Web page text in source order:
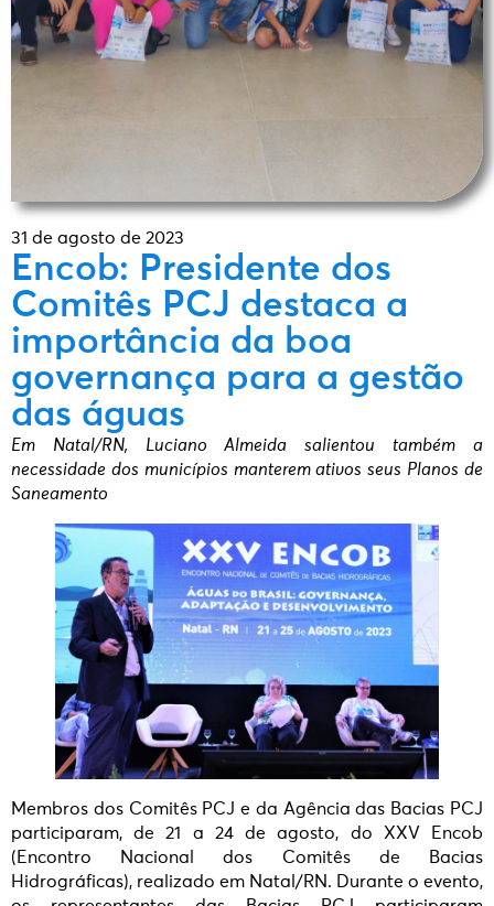
31 de agosto de 2023
Encob: Presidente dos
Comitês PCJ destaca a
importância da boa
governança para a gestão
das águas
Em Natal/RN, Luciano Almeida salientou também a
necessidade dos municípios manterem ativos seus Planos de
Saneamento
Membros dos Comitês PCJ e da Agência das Bacias PCJ
participaram, de 21 a 24 de agosto, do XXV Encob
(Encontro Nacional dos Comitês de Bacias
Hidrográficas), realizado em Natal/RN. Durante o evento,